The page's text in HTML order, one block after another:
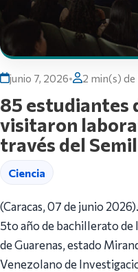
junio 7, 2026• 2 min(s)
85 estudiantes
visitaron
través del
Ciencia
(Caracas, 07 de junio
5to año de bachillerato de
de Guarenas, estado
Venezolano de